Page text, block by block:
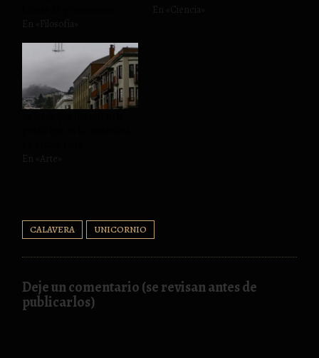
CALAVERA UNICORNIO
Deje un comentario (se revisan antes de
publicarlos)